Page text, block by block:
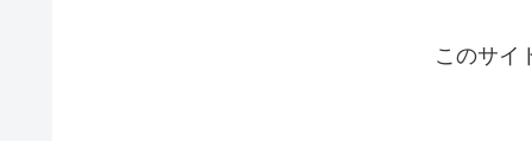
このサイ